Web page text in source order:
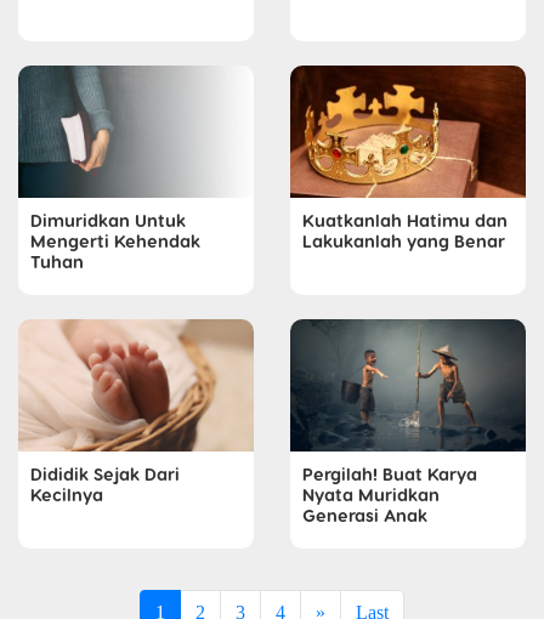
Dimuridkan Untuk
Mengerti Kehendak
Tuhan
Kuatkanlah Hatimu dan
Lakukanlah yang Benar
Dididik Sejak Dari
Kecilnya
Pergilah! Buat Karya
Nyata Muridkan
Generasi Anak
1 2 3 4 » Last